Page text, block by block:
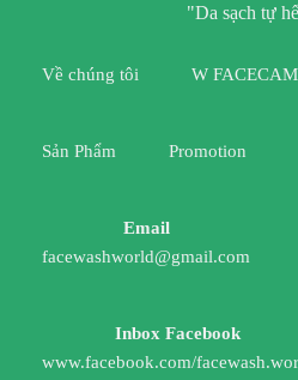
"Da sạch tự
Về chúng tôi W FACECAM
Sản Phẩm Promotion
Email
facewashworld@gmail.com
Inbox Facebook
www.facebook.com/